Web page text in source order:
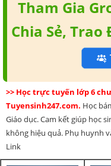
Tham Gia
Chia Sẻ,
>> Học trực tuyến lớp 6
Tuyensinh247.com. Học
Giáo dục. Cam kết giúp học
không hiệu quả. Phụ huynh
Link